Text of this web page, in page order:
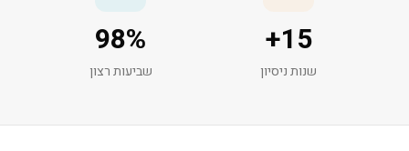
15
+
שנות ניסיון
98%
שביעות רצון